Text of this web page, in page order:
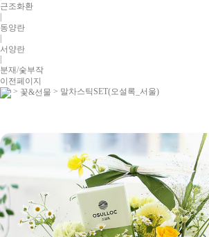
근조화환
|
동양란
|
서양란
분재/숯부작
이전페이지
> 꽃&선물 > 말차스틱SET(오설록_서울)